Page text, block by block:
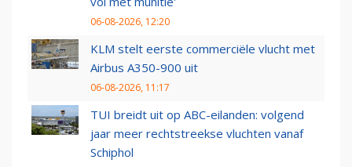
06-08-2026, 12:20
KLM stelt eerste commerciële vlucht met
Airbus A350-900 uit
06-08-2026, 11:17
TUI breidt uit op ABC-eilanden: volgend
jaar meer rechtstreekse vluchten vanaf
Schiphol